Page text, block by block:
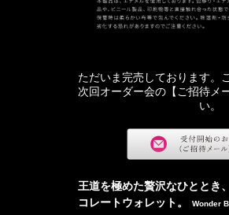
ただいま完売しております。
次回オーダー会の【ご招待メ
い。
王道を極めた贅沢なひととき
コレートウォレット。
Wonder